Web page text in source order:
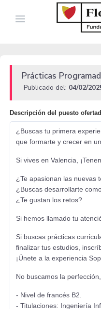
Prácticas
Publicado del: 04/02/
Descripción del puesto
¿Buscas tu primera
que formarte y crecer en
Si vives en Valencia,
¿Te apasionan las nuevas
¿Buscas desarrollarte
¿Te gustan los retos?
Si hemos llamado tu
Si buscas prácticas
finalizar tus estudios,
¡Únete a la experiencia
No buscamos la
- Nivel de francés B2.
- Titulaciones: Ingeniería